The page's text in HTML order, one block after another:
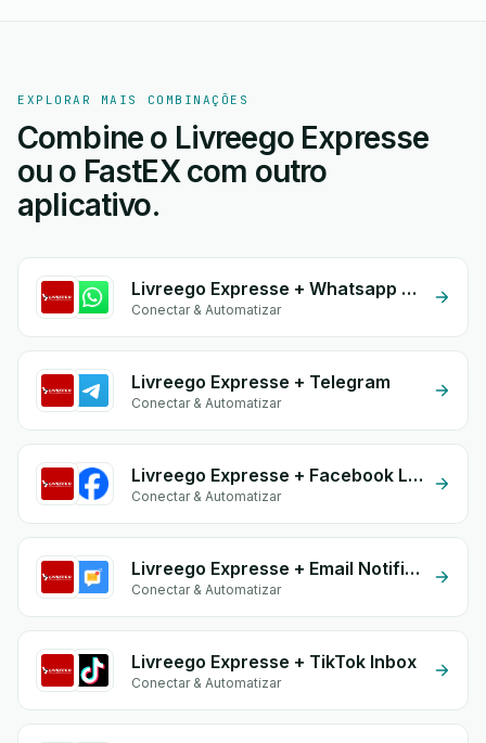
EXPLORAR MAIS COMBINAÇÕES
Combine o Livreego Expresse
ou o FastEX com outro
aplicativo.
Livreego Expresse + Whatsapp API
Conectar & Automatizar
Livreego Expresse + Telegram
Conectar & Automatizar
Livreego Expresse + Facebook Leads
Conectar & Automatizar
Livreego Expresse + Email Notifications by eGrow
Conectar & Automatizar
Livreego Expresse + TikTok Inbox
Conectar & Automatizar